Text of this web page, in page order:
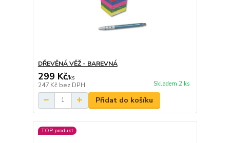
DŘEVĚNÁ VĚŽ - BAREVNÁ
299 Kč/ks
247 Kč bez DPH Skladem 2 ks
Přidat do košíku
TOP produkt